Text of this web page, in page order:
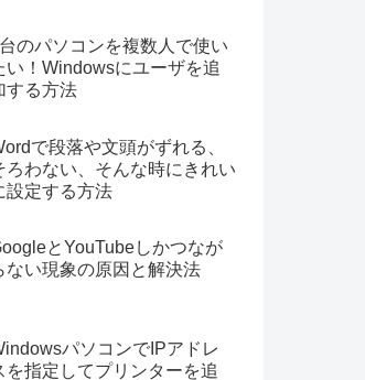
のパソコンを複数人で使い
い！Windowsにユーザを追
する方法
で段落や文頭がずれる、
ろわない、そんな時にきれい
設定する方法
とYouTubeしかつなが
ない現象の原因と解決法
パソコンでIPアドレ
を指定してプリンターを追